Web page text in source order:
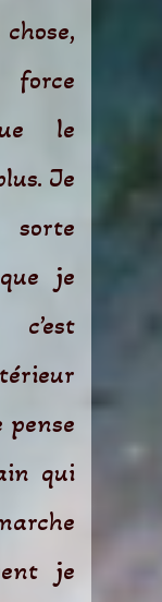
le
Je
je
pense
qui
je